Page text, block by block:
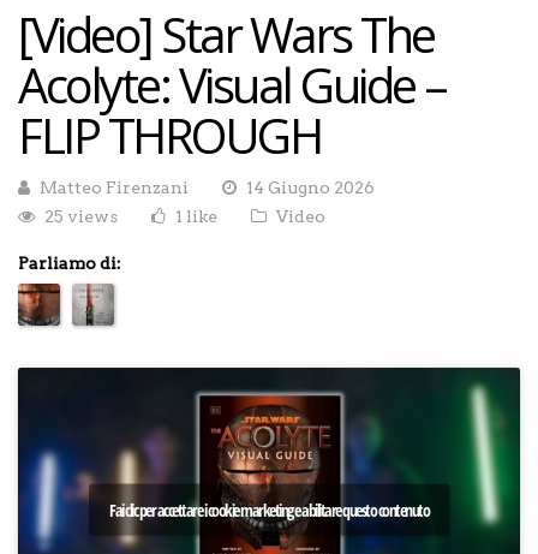
[Video] Star Wars The
Acolyte: Visual Guide –
FLIP THROUGH
Matteo Firenzani
14 Giugno 2026
25 views
1 like Video
Parliamo di:
Fai clic per accettare i cookie marketing e abilitare questo contenuto